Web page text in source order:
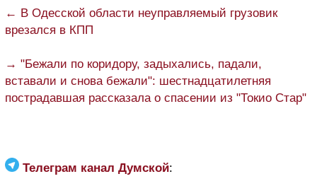
← В Одесской области неуправляемый грузовик
врезался в КПП
→ "Бежали по коридору, задыхались, падали,
вставали и снова бежали": шестнадцатилетняя
пострадавшая рассказала о спасении из "Токио Стар"
Телеграм канал Думской: